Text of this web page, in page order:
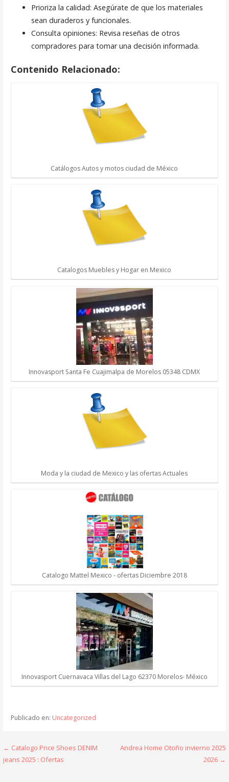
Prioriza la calidad: Asegúrate de que los materiales
sean duraderos y funcionales.
Consulta opiniones: Revisa reseñas de otros
compradores para tomar una decisión informada.
Contenido Relacionado:
Catálogos Autos y motos ciudad de México
Catalogos Muebles y Hogar en Mexico
Innovasport Santa Fe Cuajimalpa de Morelos 05348 CDMX
Moda y la ciudad de Mexico y las ofertas Actuales
Catalogo Mattel Mexico - ofertas Diciembre 2018
Innovasport Cuernavaca Villas del Lago 62370 Morelos- México
Publicado en: Uncategorized
Navegación
de
← Catalogo Price Shoes DENIM
jeans 2025 : Ofertas
Andrea Home Otoño invierno 2025
2026 →